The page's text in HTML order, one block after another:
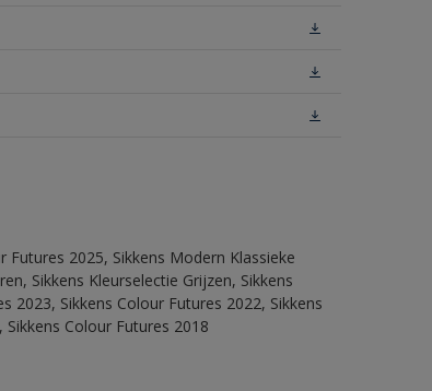
Futures 2025, Sikkens Modern Klassieke
Sikkens Kleurselectie Grijzen, Sikkens
2023, Sikkens Colour Futures 2022, Sikkens
Colour Futures 2018